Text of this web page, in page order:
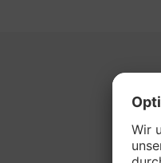
öffnen/schließen